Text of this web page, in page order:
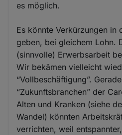
es möglich.
Es könnte Verkürzungen in
geben, bei gleichem Lohn.
(sinnvolle) Erwerbsarbeit
Wir bekämen vielleicht
“Vollbeschäftigung”.
“Zukunftsbranchen” der
Alten und Kranken (siehe
Wandel) könnten
verrichten, weil